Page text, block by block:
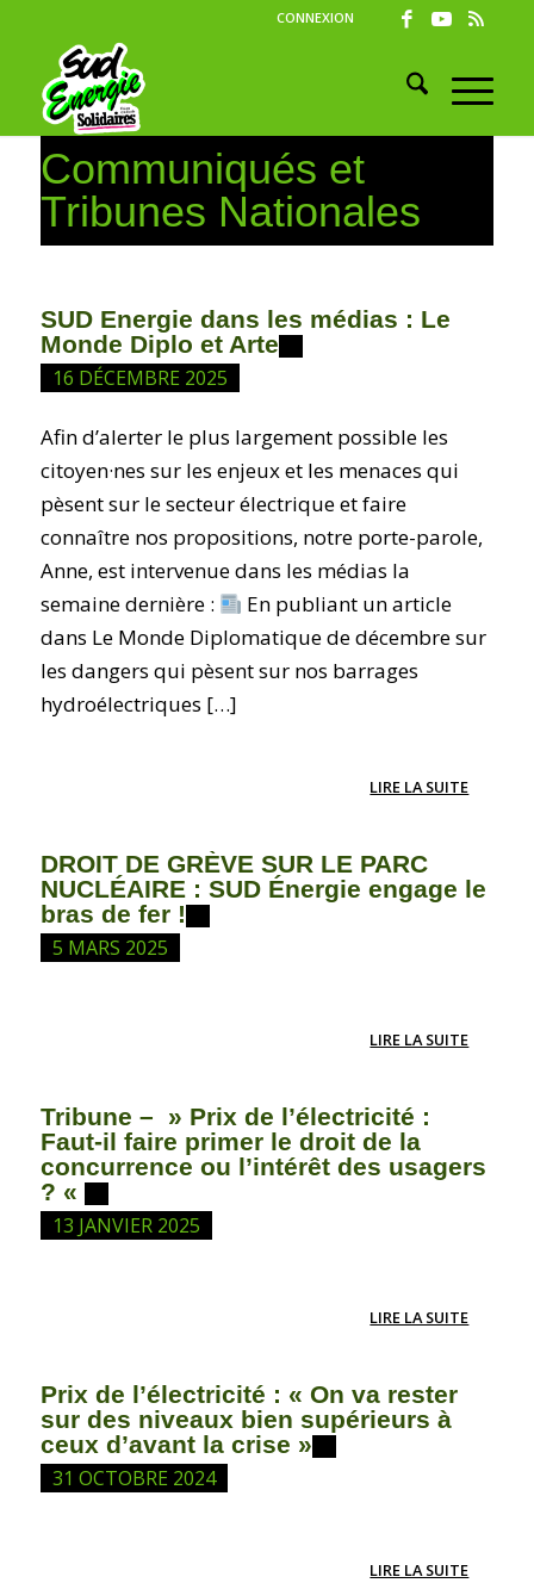
CONNEXION
Communiqués et
Tribunes Nationales
SUD Energie dans les médias : Le
Monde Diplo et Arte
16 DÉCEMBRE 2025
Afin d’alerter le plus largement possible les
citoyen·nes sur les enjeux et les menaces qui
pèsent sur le secteur électrique et faire
connaître nos propositions, notre porte-parole,
Anne, est intervenue dans les médias la
semaine dernière :
En publiant un article
dans Le Monde Diplomatique de décembre sur
les dangers qui pèsent sur nos barrages
hydroélectriques […]
LIRE LA SUITE
DROIT DE GRÈVE SUR LE PARC
NUCLÉAIRE : SUD Énergie engage le
bras de fer !
5 MARS 2025
LIRE LA SUITE
Tribune – » Prix de l’électricité :
Faut-il faire primer le droit de la
concurrence ou l’intérêt des usagers
? «
13 JANVIER 2025
LIRE LA SUITE
Prix de l’électricité : « On va rester
sur des niveaux bien supérieurs à
ceux d’avant la crise »
31 OCTOBRE 2024
LIRE LA SUITE